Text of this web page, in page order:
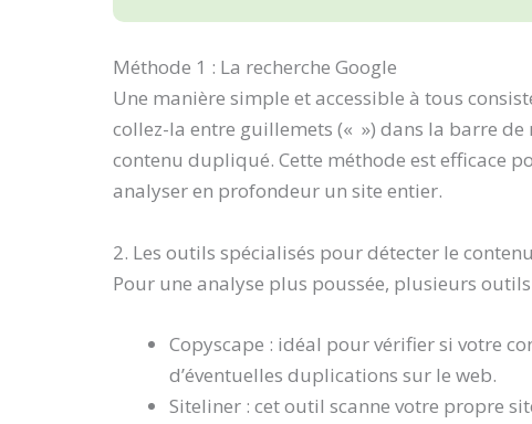
Méthode 1 : La recherche Google
Une manière simple et accessible à tous
collez-la entre guillemets (« ») dans la barre
contenu dupliqué. Cette méthode est efficace
analyser en profondeur un site entier.
2. Les outils spécialisés pour détecter le
Pour une analyse plus poussée, plusieurs
Copyscape : idéal pour vérifier si votre
d’éventuelles duplications sur le web.
Siteliner : cet outil scanne votre propre